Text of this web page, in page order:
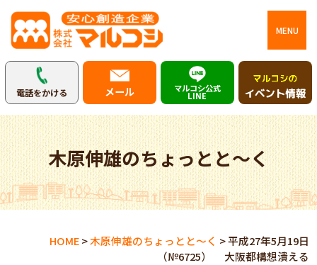
MENU
電話をかける メール マルコシ公式
LINE
木原伸雄のちょっとと～く
HOME>木原伸雄のちょっとと～く >平成27年5月19日
（№6725） 大阪都構想潰える